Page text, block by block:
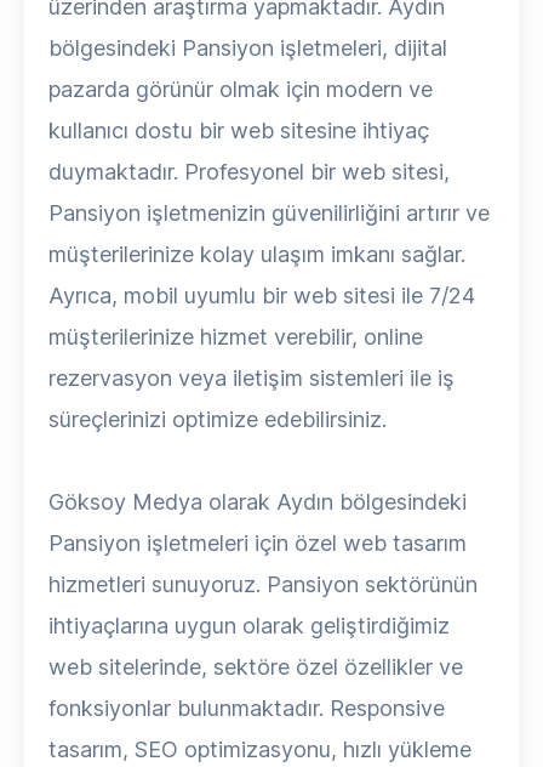
üzerinden araştırma yapmaktadır. Aydın
bölgesindeki Pansiyon işletmeleri, dijital
pazarda görünür olmak için modern ve
kullanıcı dostu bir web sitesine ihtiyaç
duymaktadır. Profesyonel bir web sitesi,
Pansiyon işletmenizin güvenilirliğini artırır ve
müşterilerinize kolay ulaşım imkanı sağlar.
Ayrıca, mobil uyumlu bir web sitesi ile 7/24
müşterilerinize hizmet verebilir, online
rezervasyon veya iletişim sistemleri ile iş
süreçlerinizi optimize edebilirsiniz.
Göksoy Medya olarak Aydın bölgesindeki
Pansiyon işletmeleri için özel web tasarım
hizmetleri sunuyoruz. Pansiyon sektörünün
ihtiyaçlarına uygun olarak geliştirdiğimiz
web sitelerinde, sektöre özel özellikler ve
fonksiyonlar bulunmaktadır. Responsive
tasarım, SEO optimizasyonu, hızlı yükleme